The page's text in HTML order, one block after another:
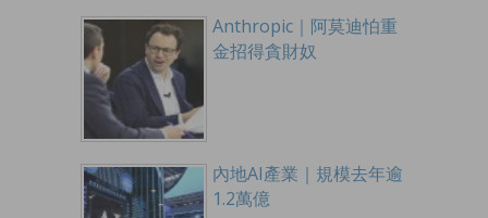
Anthropic｜阿莫迪怕重
金招得貪財奴
內地AI產業｜規模去年逾
1.2萬億